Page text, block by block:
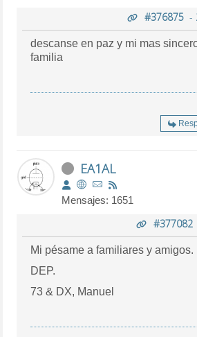
#376875-
descanse en paz y mi mas
familia
EA1AL
Mensajes: 1651
#377082
Mi pésame a familiares y amigos.
DEP.
73 & DX, Manuel